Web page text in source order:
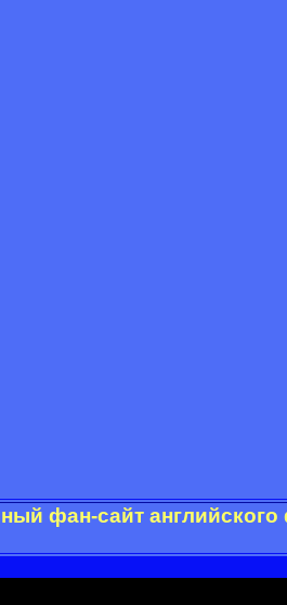
фан-сайт английского